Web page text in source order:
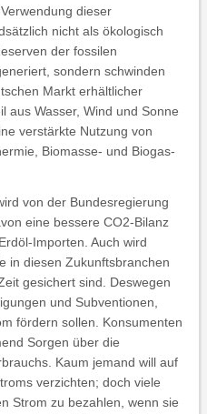
dieser
nicht als ökologisch
der fossilen
sondern schwinden
Markt erhältlicher
aus Wasser, Wind und Sonne
verstärkte Nutzung von
Biomasse- und Biogas-
von der Bundesregierung
eine bessere CO2-Bilanz
Importen. Auch wird
in diesen Zukunftsbranchen
gesichert sind. Deswegen
und Subventionen,
fördern sollen. Konsumenten
Sorgen über die
Kaum jemand will auf
verzichten; doch viele
Strom zu bezahlen, wenn sie